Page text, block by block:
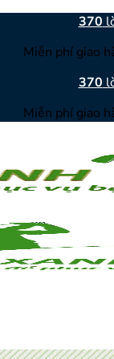
370
Miễn phí giao
370
Miễn phí giao